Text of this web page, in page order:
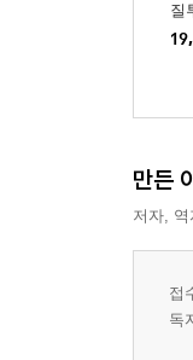
질
만든
저자,
접
독